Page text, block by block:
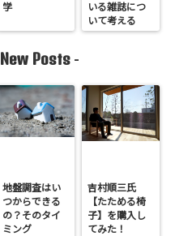
学
いる雑誌につ
いて考える
New Posts -
地盤調査はい
つからできる
の？そのタイ
ミング
吉村順三氏
【たためる椅
子】を購入し
てみた！